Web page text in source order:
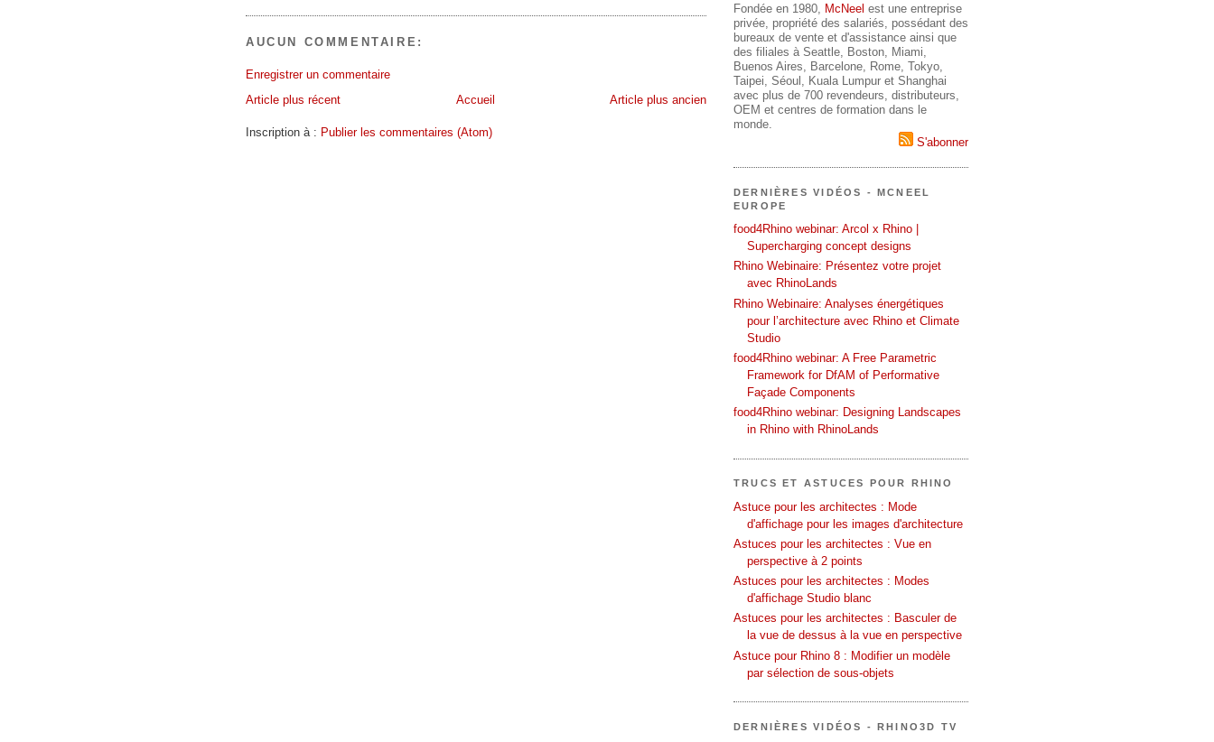
AUCUN COMMENTAIRE:
Enregistrer un commentaire
Article plus récent
Article plus ancien
Accueil
Inscription à : Publier les commentaires (Atom)
Fondée en 1980, McNeel est une entreprise
privée, propriété des salariés, possédant des
bureaux de vente et d'assistance ainsi que
des filiales à Seattle, Boston, Miami,
Buenos Aires, Barcelone, Rome, Tokyo,
Taipei, Séoul, Kuala Lumpur et Shanghai
avec plus de 700 revendeurs, distributeurs,
OEM et centres de formation dans le
monde.
S'abonner
DERNIÈRES VIDÉOS - MCNEEL
EUROPE
food4Rhino webinar: Arcol x Rhino |
Supercharging concept designs
Rhino Webinaire: Présentez votre projet
avec RhinoLands
Rhino Webinaire: Analyses énergétiques
pour l’architecture avec Rhino et Climate
Studio
food4Rhino webinar: A Free Parametric
Framework for DfAM of Performative
Façade Components
food4Rhino webinar: Designing Landscapes
in Rhino with RhinoLands
TRUCS ET ASTUCES POUR RHINO
Astuce pour les architectes : Mode
d'affichage pour les images d'architecture
Astuces pour les architectes : Vue en
perspective à 2 points
Astuces pour les architectes : Modes
d'affichage Studio blanc
Astuces pour les architectes : Basculer de
la vue de dessus à la vue en perspective
Astuce pour Rhino 8 : Modifier un modèle
par sélection de sous-objets
DERNIÈRES VIDÉOS - RHINO3D TV